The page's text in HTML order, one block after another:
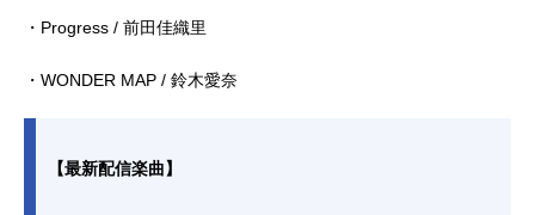
・Progress / 前田佳織里
・WONDER MAP / 鈴木愛奈
【最新配信楽曲】